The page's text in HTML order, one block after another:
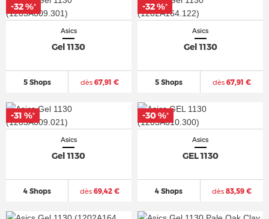
Asics
Gel 1130
5 Shops dès 67,91 €
-32 %*
Asics
Gel 1130
5 Shops dès67,91 €
-32 %*
Asics
Gel 1130
4 Shops dès 69,42 €
-31 %*
Asics
GEL 1130
4 Shops dès83,59 €
-30 %*